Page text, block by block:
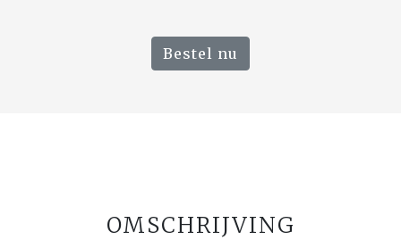
Bestel nu
OMSCHRIJVING